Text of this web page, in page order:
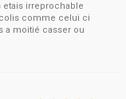
irreprochable
comme celui ci
a moitié casser ou